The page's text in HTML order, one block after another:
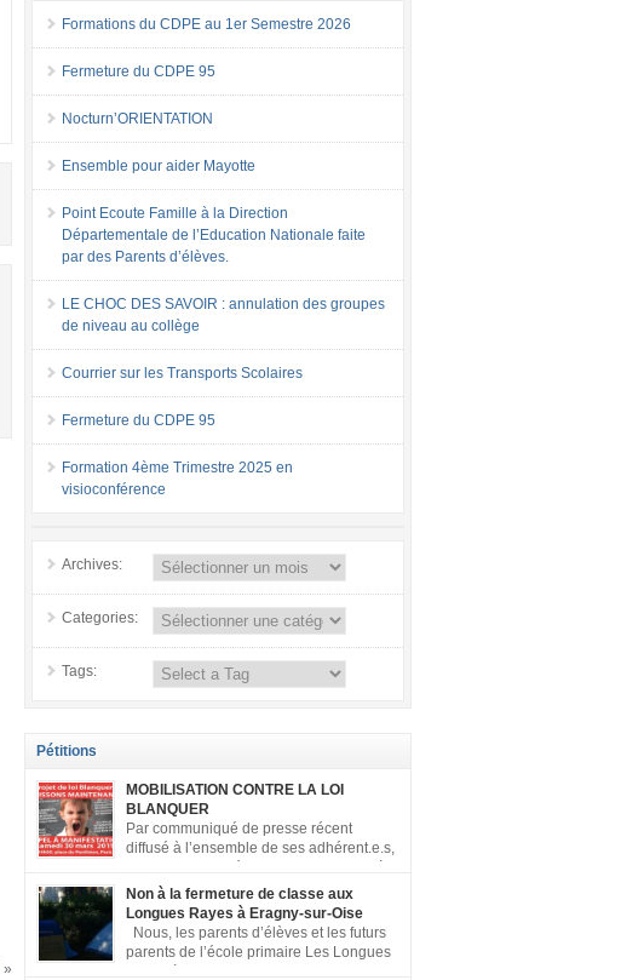
»
Formations du CDPE au 1er Semestre 2026
Fermeture du CDPE 95
Nocturn’ORIENTATION
Ensemble pour aider Mayotte
Point Ecoute Famille à la Direction
Départementale de l’Education Nationale faite
par des Parents d’élèves.
LE CHOC DES SAVOIR : annulation des groupes
de niveau au collège
Courrier sur les Transports Scolaires
Fermeture du CDPE 95
Formation 4ème Trimestre 2025 en
visioconférence
Archives:
Categories:
Tags:
Pétitions
MOBILISATION CONTRE LA LOI
BLANQUER
Par communiqué de presse récent
diffusé à l’ensemble de ses adhérent.e.s,
se mobiliser contre la loi Blanquer dite « Ecole de la
confiance ». Pour vous aider à organiser les actions
localement, la FCPE met à votre disposition ce kit de
mobilisation comprenant : 1 affiche appelant […]
Non à la fermeture de classe aux
Longues Rayes à Eragny-sur-Oise
Nous, les parents d’élèves et les futurs
parents de l’école primaire Les Longues